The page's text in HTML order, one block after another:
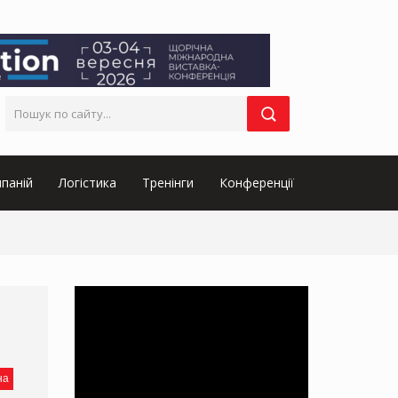
Логістика Тренінги Конференції